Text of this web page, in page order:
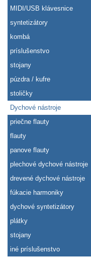
MIDI/USB klávesnice
syntetizátory
kombá
príslušenstvo
stojany
púzdra / kufre
stoličky
Dychové nástroje
priečne flauty
flauty
panove flauty
plechové dychové nástroje
drevené dychové nástroje
fúkacie harmoniky
dychové syntetizátory
plátky
stojany
iné príslušenstvo